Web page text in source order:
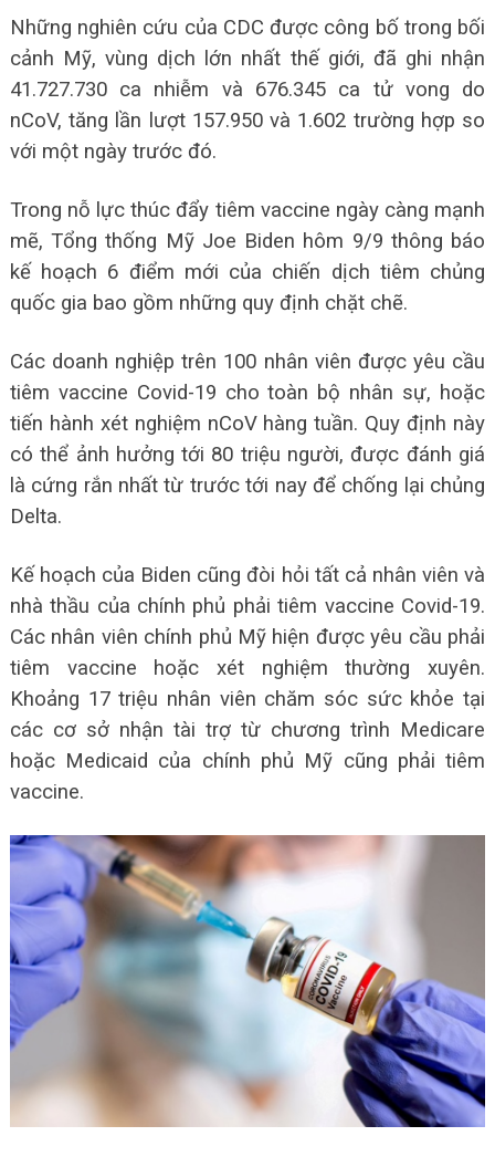
Những nghiên cứu của CDC được công bố trong bối
cảnh Mỹ, vùng dịch lớn nhất thế giới, đã ghi nhận
41.727.730 ca nhiễm và 676.345 ca tử vong do
nCoV, tăng lần lượt 157.950 và 1.602 trường hợp so
với một ngày trước đó.
Trong nỗ lực thúc đẩy tiêm vaccine ngày càng mạnh
mẽ, Tổng thống Mỹ Joe Biden hôm 9/9 thông báo
kế hoạch 6 điểm mới của chiến dịch tiêm chủng
quốc gia bao gồm những quy định chặt chẽ.
Các doanh nghiệp trên 100 nhân viên được yêu cầu
tiêm vaccine Covid-19 cho toàn bộ nhân sự, hoặc
tiến hành xét nghiệm nCoV hàng tuần. Quy định này
có thể ảnh hưởng tới 80 triệu người, được đánh giá
là cứng rắn nhất từ trước tới nay để chống lại chủng
Delta.
Kế hoạch của Biden cũng đòi hỏi tất cả nhân viên và
nhà thầu của chính phủ phải tiêm vaccine Covid-19.
Các nhân viên chính phủ Mỹ hiện được yêu cầu phải
tiêm vaccine hoặc xét nghiệm thường xuyên.
Khoảng 17 triệu nhân viên chăm sóc sức khỏe tại
các cơ sở nhận tài trợ từ chương trình Medicare
hoặc Medicaid của chính phủ Mỹ cũng phải tiêm
vaccine.